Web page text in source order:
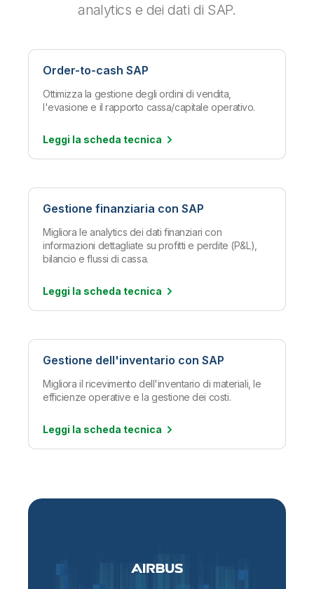
analytics e dei dati di SAP.
Order-to-cash SAP
Ottimizza la gestione degli ordini di vendita,
l'evasione e il rapporto cassa/capitale operativo.
Leggi la scheda tecnica
Gestione finanziaria con SAP
Migliora le analytics dei dati finanziari con
informazioni dettagliate su profitti e perdite (P&L),
bilancio e flussi di cassa.
Leggi la scheda tecnica
Gestione dell'inventario con SAP
Migliora il ricevimento dell'inventario di materiali, le
efficienze operative e la gestione dei costi.
Leggi la scheda tecnica